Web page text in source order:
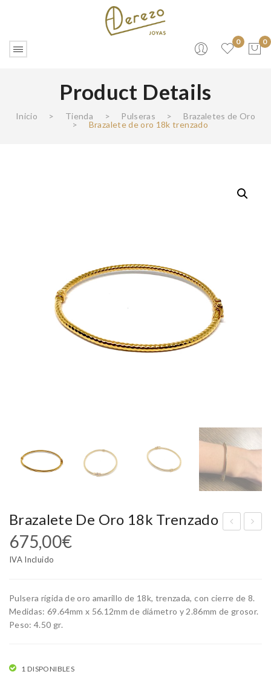
0
No products in the cart.
0
Product Details
Inicio > Tienda > Pulseras >
Brazaletes de Oro
>
Brazalete de oro 18k trenzado
Brazalete De Oro 18k Trenzado
675,00€
IVA Incluido
Pulsera rígida de oro amarillo de 18k, trenzada, con cierre de 8.
Medidas: 69.64mm x 56.12mm de diámetro y 2.86mm de grosor.
Peso: 4.50 gr.
1 DISPONIBLES